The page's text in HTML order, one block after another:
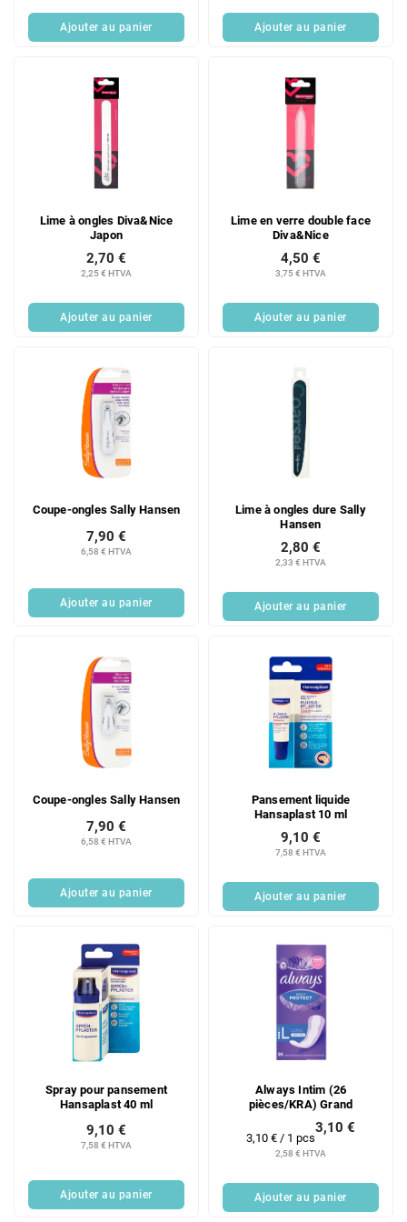
Ajouter au panier Ajouter au panier
Lime à ongles Diva&Nice
Japon
2,25 € HTVA
2,70 €
Ajouter au panier
Lime en verre double face
Diva&Nice
3,75 € HTVA
4,50 €
Ajouter au panier
Coupe-ongles Sally Hansen
6,58 € HTVA
7,90 €
Ajouter au panier
Lime à ongles dure Sally
Hansen
2,33 € HTVA
2,80 €
Ajouter au panier
Coupe-ongles Sally Hansen
6,58 € HTVA
7,90 €
Ajouter au panier
Pansement liquide
Hansaplast 10 ml
7,58 € HTVA
9,10 €
Ajouter au panier
Spray pour pansement
Hansaplast 40 ml
7,58 € HTVA
9,10 €
Ajouter au panier
Always Intim (26
pièces/KRA) Grand
2,58 € HTVA
3,10 €
Prix
mesure:
3,10 € / 1 pcs
Ajouter au panier